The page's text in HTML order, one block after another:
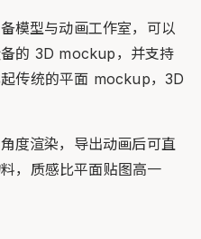
模型与动画工作室，可以
的 3D mockup，并支持
传统的平面 mockup，3D
度渲染，导出动画后可直
，质感比平面贴图高一